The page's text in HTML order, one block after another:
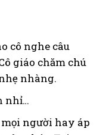
cô nghe câu
giáo chăm chú
nhàng.
nhỉ…
mọi người hay áp